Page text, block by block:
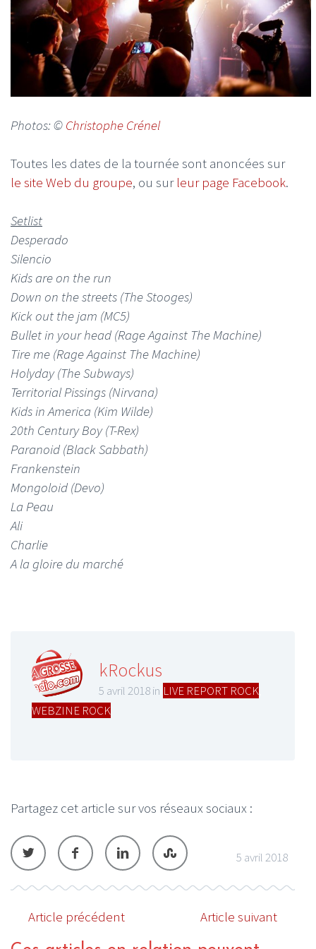
Photos: © Christophe Crénel
Toutes les dates de la tournée sont anoncées sur
le site Web du groupe, ou sur leur page Facebook.
Setlist
Desperado
Silencio
Kids are on the run
Down on the streets (The Stooges)
Kick out the jam (MC5)
Bullet in your head (Rage Against The Machine)
Tire me (Rage Against The Machine)
Holyday (The Subways)
Territorial Pissings (Nirvana)
Kids in America (Kim Wilde)
20th Century Boy (T-Rex)
Paranoid (Black Sabbath)
Frankenstein
Mongoloid (Devo)
La Peau
Ali
Charlie
A la gloire du marché
kRockus
5 avril 2018 in LIVE REPORT ROCK
WEBZINE ROCK
Partagez cet article sur vos réseaux sociaux :
5 avril 2018
Article précédent Article suivant